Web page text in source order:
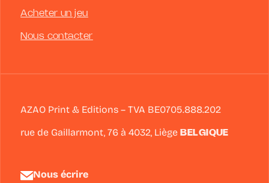
Acheter un jeu
Nous contacter
AZAO Print & Editions – TVA BE0705.888.202
rue de Gaillarmont, 76 à 4032, Liège BELGIQUE
Nous écrire